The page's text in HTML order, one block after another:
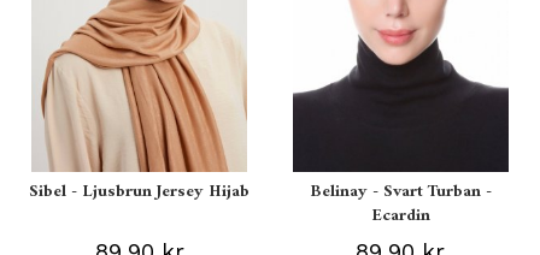
Sibel - Ljusbrun Jersey Hijab
Belinay - Svart Turban -
Ecardin